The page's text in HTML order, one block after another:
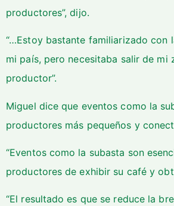
productores”, dijo.
“…Estoy bastante familiarizado con
mi país, pero necesitaba salir de
productor”.
Miguel dice que eventos como la
productores más pequeños y
“Eventos como la subasta son
productores de exhibir su café y
“El resultado es que se reduce la